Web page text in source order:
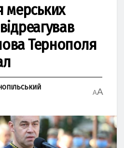
Тернополя
AA